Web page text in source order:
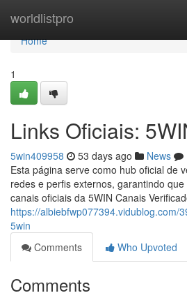
worldlistpro
Home
Home
1
Links Oficiais:
5win409958 53 days ago News
Esta página serve como hub oficial de
redes e perfis externos, garantindo
canais oficiais da 5WIN Canais
https://albiebfwp077394.vidublog.com/
5win
Comments
Who Upvoted
Comments